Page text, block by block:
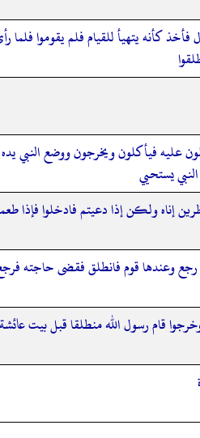
كأنه يتهيأ للقيام فلم يقوموا فلما
فيأكلون ويخرجون ووضع النبي يده
يستحيي
إناه ولكن إذا دعيتم فادخلوا
وعندها قوم فانطلق فقضى حاجته
قام رسول الله منطلقا قبل بيت